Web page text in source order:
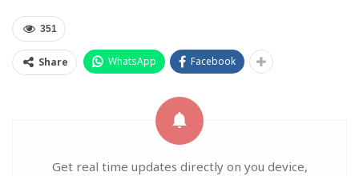
351
Share WhatsApp Facebook
Get real time updates directly on you device,